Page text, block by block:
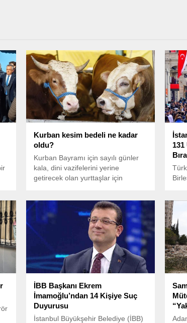
Kurban kesim bedeli ne kadar
oldu?
Kurban Bayramı için sayılı günler
kala, dini vazifelerini yerine
getirecek olan yurttaşlar için
tarafından yapılan açıklamayla
birlikte, 2024 kurban kesin bedelleri
kamuoyuyla paylaşıldı. Peki,
Diyanet açıkladı: Kurban kesim
bedeli ne kadar oldu?
İBB Başkanı Ekrem
İmamoğlu’ndan 14 Kişiye Suç
Duyurusu
İstanbul Büyükşehir Belediye (İBB)